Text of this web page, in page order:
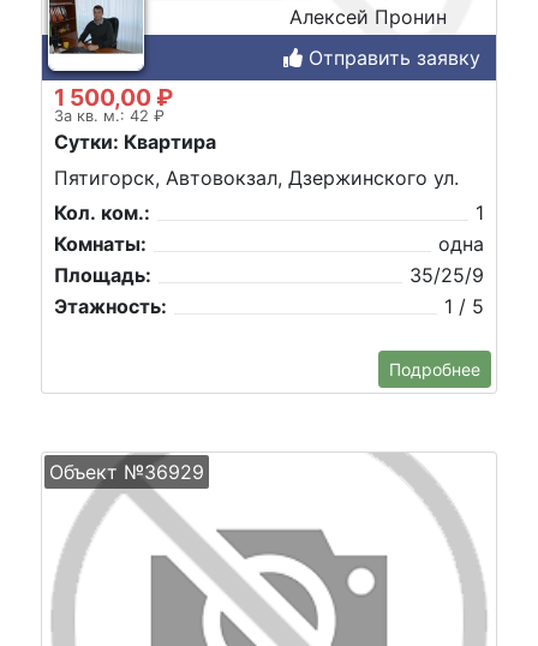
Алексей Пронин
Отправить заявку
1 500,00 ₽
За кв. м.: 42 ₽
Сутки: Квартира
Пятигорск, Автовокзал, Дзержинского ул.
Кол. ком.:
1
Комнаты:
одна
Площадь:
35/25/9
Этажность:
1 / 5
Подробнее
Объект №36929